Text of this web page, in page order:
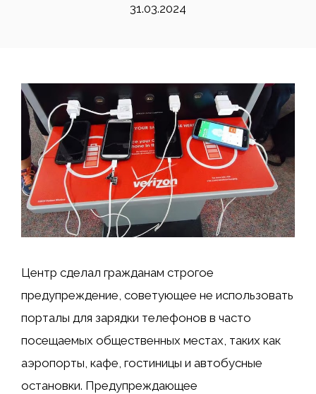
31.03.2024
Центр сделал гражданам строгое
предупреждение, советующее не использовать
порталы для зарядки телефонов в часто
посещаемых общественных местах, таких как
аэропорты, кафе, гостиницы и автобусные
остановки. Предупреждающее